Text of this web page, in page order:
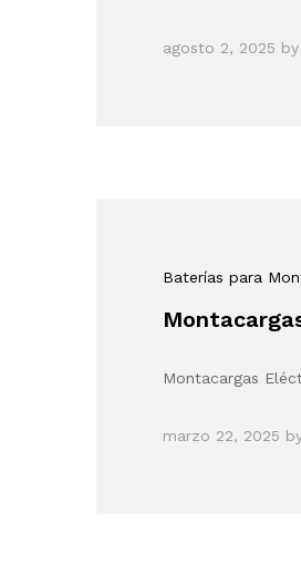
agosto 2, 2025 by
Baterías para
Montacargas
marzo 22, 2025